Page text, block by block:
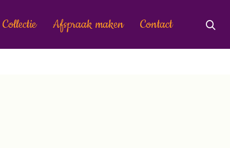
Collectie Afspraak maken Contact